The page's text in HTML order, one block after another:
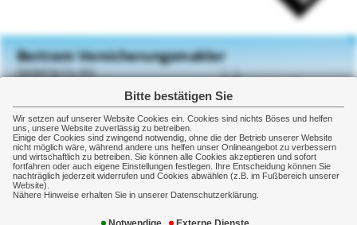
Bitte bestätigen Sie
Wir setzen auf unserer Website Cookies ein. Cookies sind nichts Böses und helfen
uns, unsere Website zuverlässig zu betreiben.
Einige der Cookies sind zwingend notwendig, ohne die der Betrieb unserer Website
nicht möglich wäre, während andere uns helfen unser Onlineangebot zu verbessern
und wirtschaftlich zu betreiben. Sie können alle Cookies akzeptieren und sofort
fortfahren oder auch eigene Einstellungen festlegen. Ihre Entscheidung können Sie
nachträglich jederzeit widerrufen und Cookies abwählen (z.B. im Fußbereich unserer
Website).
Nähere Hinweise erhalten Sie in unserer Datenschutzerklärung.
Bertram Versicherungsmakler
GmbH & Co. KG
50931 Köln
+49 221 406314-0
+49 221 406314-10
Home Kontakt Umfrage